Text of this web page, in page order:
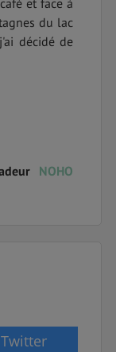
et face à
du lac
décidé de
NOHO
Twitter